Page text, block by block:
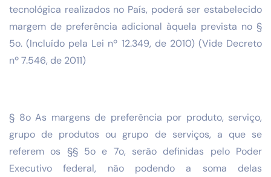
tecnológica realizados no País, poderá ser estabelecido
margem de preferência adicional àquela prevista no §
5o. (Incluído pela Lei nº 12.349, de 2010) (Vide Decreto
nº 7.546, de 2011)
§ 8o As margens de preferência por produto, serviço,
grupo de produtos ou grupo de serviços, a que se
referem os §§ 5o e 7o, serão definidas pelo Poder
Executivo federal, não podendo a soma delas